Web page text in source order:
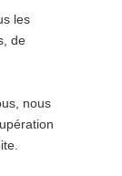
les
de
nous